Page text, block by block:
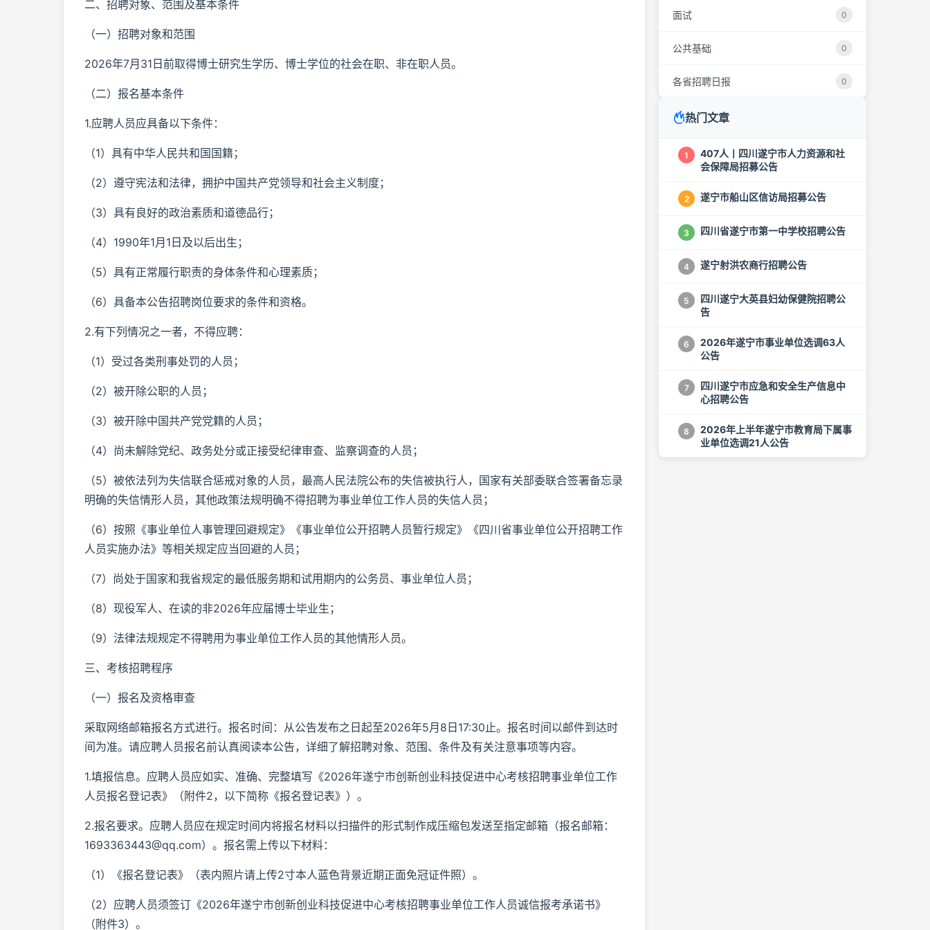
二、招聘对象、范围及基本条件
（一）招聘对象和范围
2026年7月31日前取得博士研究生学历、博士学位的社会在职、非在职人员。
（二）报名基本条件
1.应聘人员应具备以下条件：
（1）具有中华人民共和国国籍；
（2）遵守宪法和法律，拥护中国共产党领导和社会主义制度；
（3）具有良好的政治素质和道德品行；
（4）1990年1月1日及以后出生；
（5）具有正常履行职责的身体条件和心理素质；
（6）具备本公告招聘岗位要求的条件和资格。
2.有下列情况之一者，不得应聘：
（1）受过各类刑事处罚的人员；
（2）被开除公职的人员；
（3）被开除中国共产党党籍的人员；
（4）尚未解除党纪、政务处分或正接受纪律审查、监察调查的人员；
（5）被依法列为失信联合惩戒对象的人员，最高人民法院公布的失信被执行人，国家有关部委联合签署备忘录
明确的失信情形人员，其他政策法规明确不得招聘为事业单位工作人员的失信人员；
（6）按照《事业单位人事管理回避规定》《事业单位公开招聘人员暂行规定》《四川省事业单位公开招聘工作
人员实施办法》等相关规定应当回避的人员；
（7）尚处于国家和我省规定的最低服务期和试用期内的公务员、事业单位人员；
（8）现役军人、在读的非2026年应届博士毕业生；
（9）法律法规规定不得聘用为事业单位工作人员的其他情形人员。
三、考核招聘程序
（一）报名及资格审查
采取网络邮箱报名方式进行。报名时间：从公告发布之日起至2026年5月8日17:30止。报名时间以邮件到达时
间为准。请应聘人员报名前认真阅读本公告，详细了解招聘对象、范围、条件及有关注意事项等内容。
1.填报信息。应聘人员应如实、准确、完整填写《2026年遂宁市创新创业科技促进中心考核招聘事业单位工作
人员报名登记表》（附件2，以下简称《报名登记表》）。
2.报名要求。应聘人员应在规定时间内将报名材料以扫描件的形式制作成压缩包发送至指定邮箱（报名邮箱：
1693363443@qq.com）。报名需上传以下材料：
（1）《报名登记表》（表内照片请上传2寸本人蓝色背景近期正面免冠证件照）。
（2）应聘人员须签订《2026年遂宁市创新创业科技促进中心考核招聘事业单位工作人员诚信报考承诺书》
（附件3）。
面试 0
公共基础 0
各省招聘日报 0
热门文章
1
407人丨四川遂宁市人力资源和社
会保障局招募公告
2 遂宁市船山区信访局招募公告
3 四川省遂宁市第一中学校招聘公告
4 遂宁射洪农商行招聘公告
5
四川遂宁大英县妇幼保健院招聘公
告
6
2026年遂宁市事业单位选调63人
公告
7
四川遂宁市应急和安全生产信息中
心招聘公告
8
2026年上半年遂宁市教育局下属事
业单位选调21人公告